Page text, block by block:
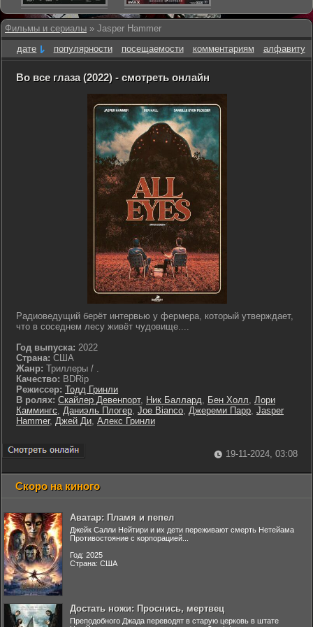
Фильмы и сериалы » Jasper Hammer
дате
популярности посещаемости комментариям алфавиту
Во все глаза (2022) - смотреть онлайн
Радиоведущий берёт интервью у фермера, который утверждает,
что в соседнем лесу живёт чудовище....
Год выпуска: 2022
Страна: США
Жанр: Триллеры / .
Качество: BDRip
Режиссер: Тодд Гринли
В ролях: Скайлер Девенпорт, Ник Баллард, Бен Холл, Лори
Каммингс, Даниэль Плогер, Joe Bianco, Джереми Парр, Jasper
Hammer, Джей Ди, Алекс Гринли
19-11-2024, 03:08
Скоро на киного
Аватар: Пламя и пепел
Джейк Салли Нейтири и их дети переживают смерть Нетейама
Противостояние с корпорацией...
Год: 2025
Страна: США
Достать ножи: Проснись, мертвец
Преподобного Джада переводят в старую церковь в штате